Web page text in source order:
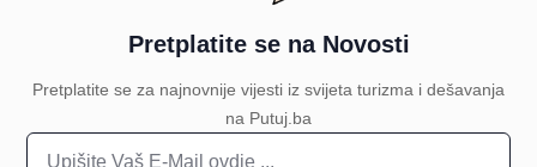
Pretplatite se na Novosti
Pretplatite se za najnovnije vijesti iz svijeta turizma i dešavanja
na Putuj.ba